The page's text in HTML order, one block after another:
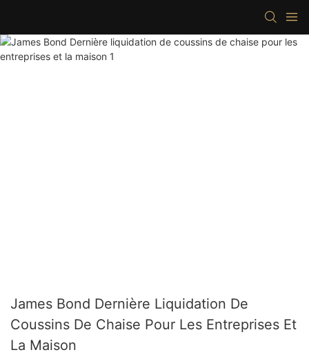
James Bond Dernière Liquidation De
Coussins De Chaise Pour Les Entreprises Et
La Maison